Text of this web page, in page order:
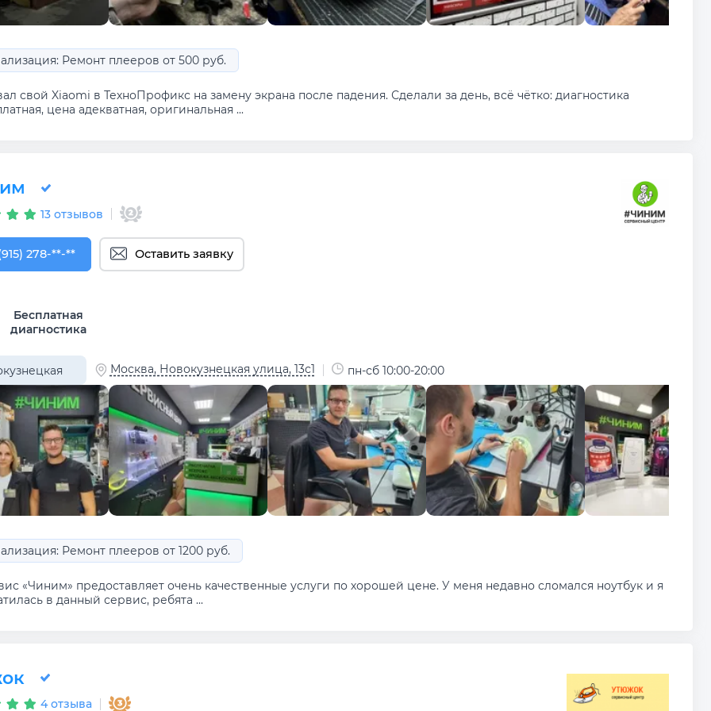
Ремонт плееров от 500 руб.
свой Xiaomi в ТехноПрофикс на замену экрана после падения. Сделали за день, всё чётко: диагностика
цена адекватная, оригинальная ...
13 отзывов
278-04-44
278-**-** Оставить заявку
Бесплатная
диагностика
Москва, Новокузнецкая улица, 13с1 пн-сб 10:00-20:00
Ремонт плееров от 1200 руб.
«Чиним» предоставляет очень качественные услуги по хорошей цене. У меня недавно сломался ноутбук и я
в данный сервис, ребята ...
4 отзыва